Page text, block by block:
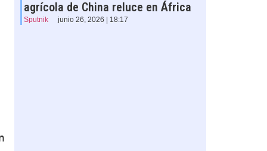
agrícola de China reluce en África
Sputnik junio 26, 2026 | 18:17